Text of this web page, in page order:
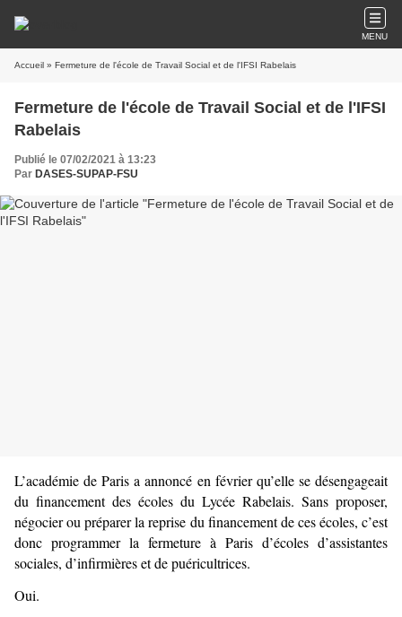
MENU
Accueil » Fermeture de l'école de Travail Social et de l'IFSI Rabelais
Fermeture de l'école de Travail Social et de l'IFSI
Rabelais
Publié le 07/02/2021 à 13:23
Par DASES-SUPAP-FSU
L’académie de Paris a annoncé en février qu’elle se désengageait
du financement des écoles du Lycée Rabelais. Sans proposer,
négocier ou préparer la reprise du financement de ces écoles, c’est
donc programmer la fermeture à Paris d’écoles d’assistantes
sociales, d’infirmières et de puéricultrices.
Oui.